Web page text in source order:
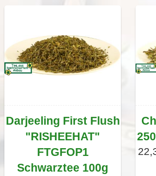
Darjeeling First Flush
"RISHEEHAT"
FTGFOP1
Schwarztee 100g